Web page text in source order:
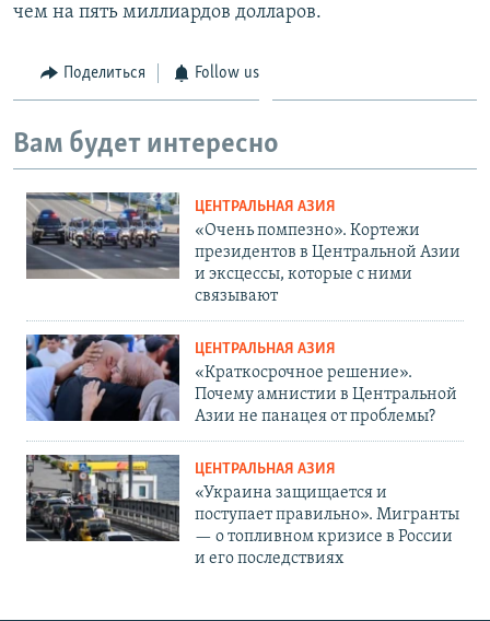
чем на пять миллиардов долларов.
Поделиться Follow us
Вам будет интересно
ЦЕНТРАЛЬНАЯ АЗИЯ
«Очень помпезно». Кортежи
президентов в Центральной Азии
и эксцессы, которые с ними
связывают
ЦЕНТРАЛЬНАЯ АЗИЯ
«Краткосрочное решение».
Почему амнистии в Центральной
Азии не панацея от проблемы?
ЦЕНТРАЛЬНАЯ АЗИЯ
«Украина защищается и
поступает правильно». Мигранты
— о топливном кризисе в России
и его последствиях